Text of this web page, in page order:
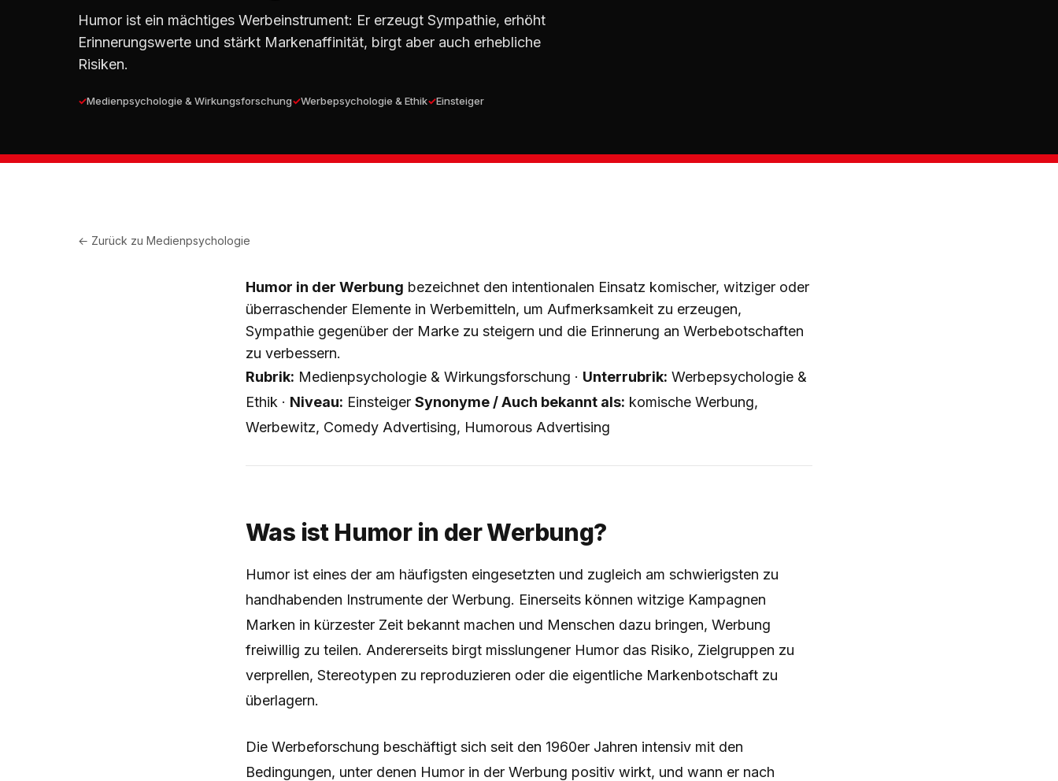
Humor ist ein mächtiges Werbeinstrument: Er erzeugt Sympathie, erhöht
Erinnerungswerte und stärkt Markenaffinität, birgt aber auch erhebliche
Risiken.
Medienpsychologie & Wirkungsforschung Werbepsychologie & Ethik Einsteiger
← Zurück zuMedienpsychologie
Humor in der Werbung bezeichnet den intentionalen Einsatz komischer, witziger oder
überraschender Elemente in Werbemitteln, um Aufmerksamkeit zu erzeugen,
Sympathie gegenüber der Marke zu steigern und die Erinnerung an Werbebotschaften
zu verbessern.
Rubrik: Medienpsychologie & Wirkungsforschung · Unterrubrik: Werbepsychologie &
Ethik · Niveau: Einsteiger Synonyme / Auch bekannt als: komische Werbung,
Werbewitz, Comedy Advertising, Humorous Advertising
Was ist Humor in der Werbung?
Humor ist eines der am häufigsten eingesetzten und zugleich am schwierigsten zu
handhabenden Instrumente der Werbung. Einerseits können witzige Kampagnen
Marken in kürzester Zeit bekannt machen und Menschen dazu bringen, Werbung
freiwillig zu teilen. Andererseits birgt misslungener Humor das Risiko, Zielgruppen zu
verprellen, Stereotypen zu reproduzieren oder die eigentliche Markenbotschaft zu
überlagern.
Die Werbeforschung beschäftigt sich seit den 1960er Jahren intensiv mit den
Bedingungen, unter denen Humor in der Werbung positiv wirkt, und wann er nach